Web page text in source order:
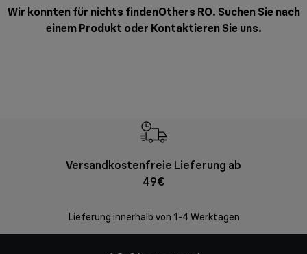
Wir konnten für nichts findenOthers RO. Suchen Sie nach
einem Produkt oder Kontaktieren Sie uns.
Versandkostenfreie Lieferung ab
49€
Lieferung innerhalb von 1-4 Werktagen